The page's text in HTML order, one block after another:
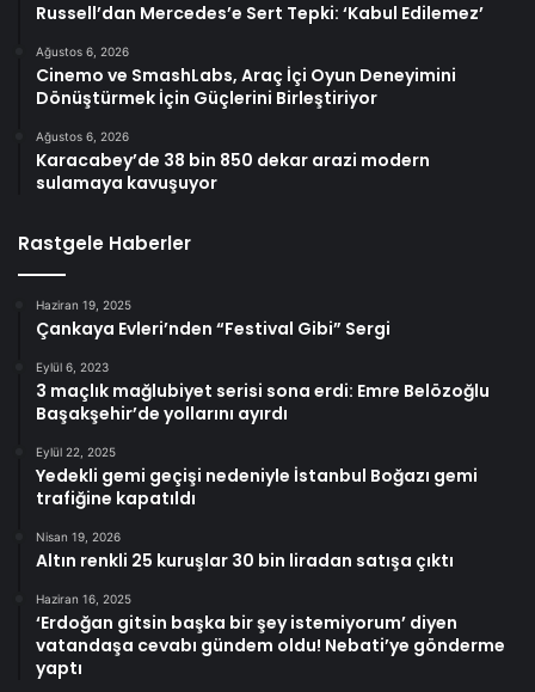
Russell’dan Mercedes’e Sert Tepki: ‘Kabul Edilemez’
Ağustos 6, 2026
Cinemo ve SmashLabs, Araç İçi Oyun Deneyimini
Dönüştürmek İçin Güçlerini Birleştiriyor
Ağustos 6, 2026
Karacabey’de 38 bin 850 dekar arazi modern
sulamaya kavuşuyor
Rastgele Haberler
Haziran 19, 2025
Çankaya Evleri’nden “Festival Gibi” Sergi
Eylül 6, 2023
3 maçlık mağlubiyet serisi sona erdi: Emre Belözoğlu
Başakşehir’de yollarını ayırdı
Eylül 22, 2025
Yedekli gemi geçişi nedeniyle İstanbul Boğazı gemi
trafiğine kapatıldı
Nisan 19, 2026
Altın renkli 25 kuruşlar 30 bin liradan satışa çıktı
Haziran 16, 2025
‘Erdoğan gitsin başka bir şey istemiyorum’ diyen
vatandaşa cevabı gündem oldu! Nebati’ye gönderme
yaptı